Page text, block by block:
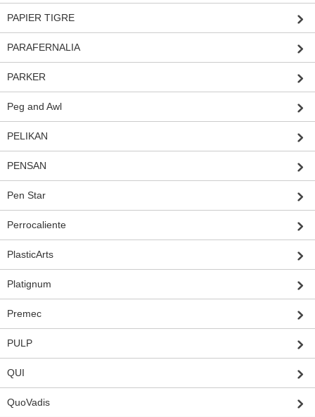
PAPIER TIGRE
PARAFERNALIA
PARKER
Peg and Awl
PELIKAN
PENSAN
Pen Star
Perrocaliente
PlasticArts
Platignum
Premec
PULP
QUI
QuoVadis